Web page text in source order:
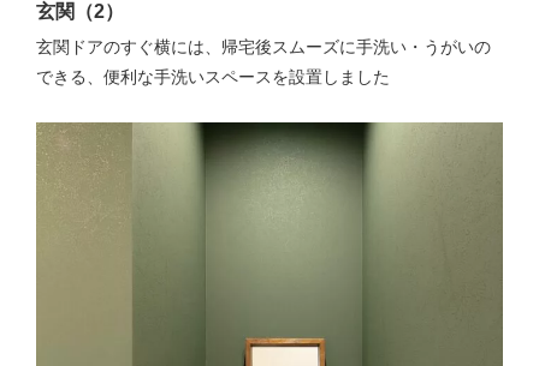
玄関（2）
玄関ドアのすぐ横には、帰宅後スムーズに手洗い・うがいの
できる、便利な手洗いスペースを設置しました